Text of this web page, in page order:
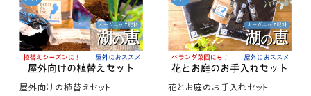
屋外向けの植替えセット 花とお庭のお手入れセット